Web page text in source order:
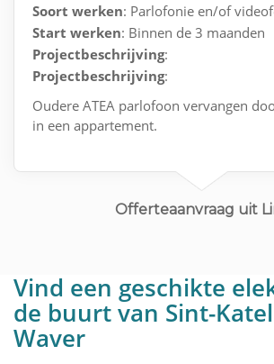
Soort werken: Parlofonie en/of
Start werken: Binnen de 3 maanden
Projectbeschrijving:
Projectbeschrijving:
Oudere ATEA parlofoon vervangen
in een appartement.
Offerteaanvraag uit
Vind een geschikte
de buurt van Sint-
Waver